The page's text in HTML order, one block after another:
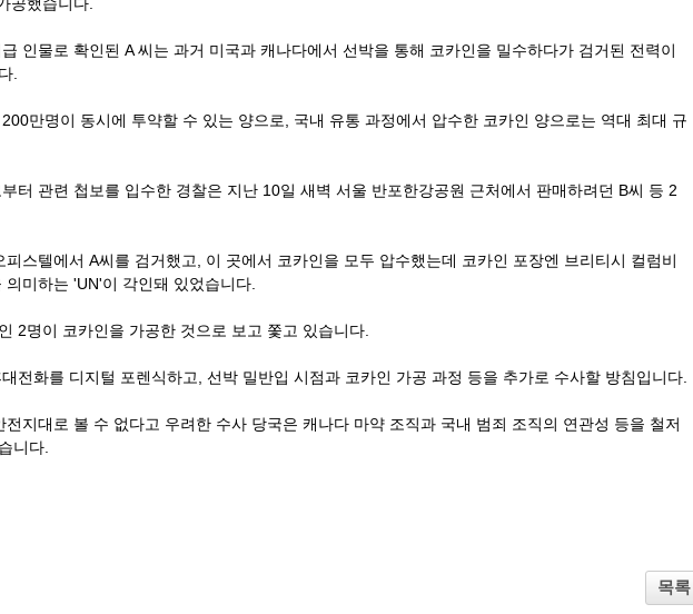
인물로 확인된 A 씨는 과거 미국과 캐나다에서 선박을 통해 코카인을 밀수하다가 검거된 전력이
.
만명이 동시에 투약할 수 있는 양으로, 국내 유통 과정에서 압수한 코카인 양으로는 역대 최대 규
터 관련 첩보를 입수한 경찰은 지난 10일 새벽 서울 반포한강공원 근처에서 판매하려던 B씨 등 2
스텔에서 A씨를 검거했고, 이 곳에서 코카인을 모두 압수했는데 코카인 포장엔 브리티시 컬럼비
미하는 'UN'이 각인돼 있었습니다.
2명이 코카인을 가공한 것으로 보고 쫓고 있습니다.
전화를 디지털 포렌식하고, 선박 밀반입 시점과 코카인 가공 과정 등을 추가로 수사할 방침입니다.
전지대로 볼 수 없다고 우려한 수사 당국은 캐나다 마약 조직과 국내 범죄 조직의 연관성 등을 철저
니다.
목록